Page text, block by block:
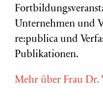
Unternehmen und
re:publica und
Publikationen.
Mehr über Frau Dr.